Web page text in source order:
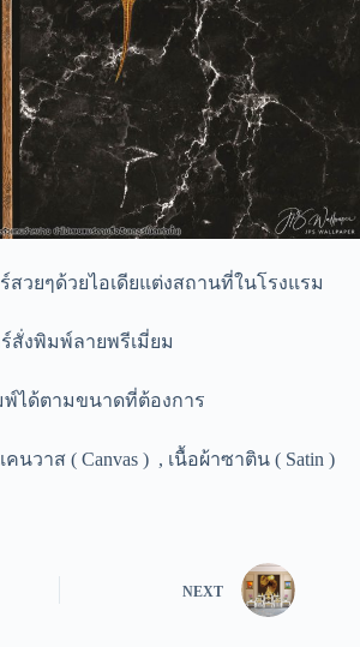
สวยๆด้วยไอเดียแต่งสถานที่ในโรงแรม
ร์สั่งพิมพ์ลายพรีเมี่ยม
ได้ตามขนาดที่ต้องการ
นวาส ( Canvas ) , เนื้อผ้าซาติน ( Satin )
NEXT